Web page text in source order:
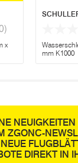
x
mm K1000
ZGONC-
DIREKT IN